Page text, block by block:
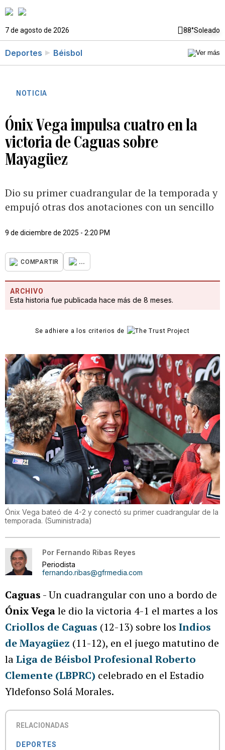
7 de agosto de 2026 88°Soleado
Deportes Béisbol
NOTICIA
Ónix Vega impulsa cuatro en la
victoria de Caguas sobre
Mayagüez
Dio su primer cuadrangular de la temporada y
empujó otras dos anotaciones con un sencillo
9 de diciembre de 2025 - 2:20 PM
COMPARTIR ...
ARCHIVO
Esta historia fue publicada hace más de 8 meses.
Se adhiere a los criterios de
Ónix Vega bateó de 4-2 y conectó su primer cuadrangular de la
temporada. (Suministrada)
Por Fernando Ribas Reyes
Periodista
fernando.ribas@gfrmedia.com
Caguas - Un cuadrangular con uno a bordo de
Ónix Vegale dio la victoria 4-1 el martes a los
Criollos de Caguas (12-13) sobre los Indios
de Mayagüez (11-12), en el juego matutino de
laLiga de Béisbol Profesional Roberto
Clemente (LBPRC) celebrado en el Estadio
Yldefonso Solá Morales.
RELACIONADAS
DEPORTES